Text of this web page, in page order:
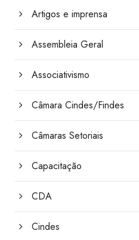
Artigos e imprensa
Assembleia Geral
Associativismo
Câmara Cindes/Findes
Câmaras Setoriais
Capacitação
CDA
Cindes